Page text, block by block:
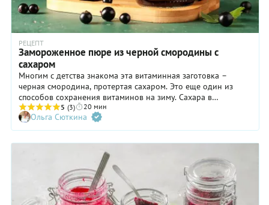
РЕЦЕПТ
Замороженное пюре из черной смородины с
сахаром
Многим с детства знакома эта витаминная заготовка –
черная смородина, протертая сахаром. Это еще один из
способов сохранения витаминов на зиму. Сахара в
протертой с сахаром смородине много – его кладут в
соотношении 1:1 и даже больше. К весне такая смородина
начинает засахариваться, терять первозданную свежесть.
Еще один нюанс: если прокручивать ягоды через мясорубку,
соприкосновение с металлом разрушает часть витаминов, а
разминать вручную – слишком трудоемко. Но с помощью
современных девайсов вопрос решить можно – пробить
смородину блендером. Подойдет любой – погружной или
чаша миксера. Снизить количество сахара можно, если у вас
5 (3) 20 мин
Ольга Сюткина